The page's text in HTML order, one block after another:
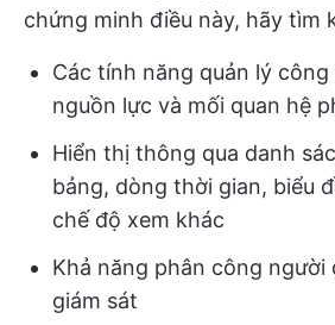
chứng minh điều này, hãy tìm
Các tính năng quản lý
nguồn lực và mối quan hệ
Hiển thị thông qua danh
bảng, dòng thời gian, biểu
chế độ xem khác
Khả năng phân công người
giám sát